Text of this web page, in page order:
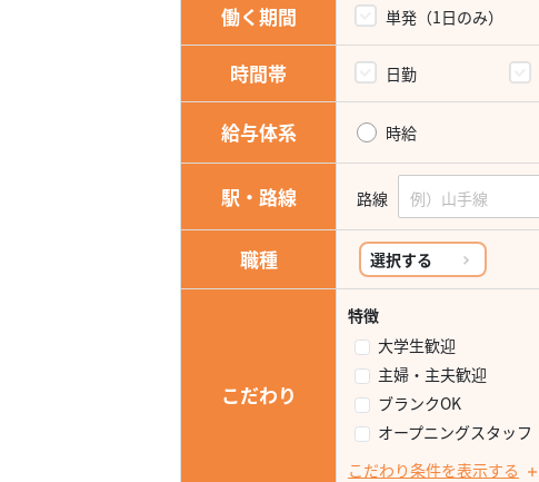
働く期間 単発（1日のみ）
時間帯 日勤
給与体系 時給
駅・路線 路線
職種 選択する
こだわり
特徴
大学生歓迎
主婦・主夫歓迎
ブランクOK
オープニングスタッフ
こだわり条件を表示する